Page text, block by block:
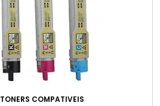
TONERS COMPATIVEIS